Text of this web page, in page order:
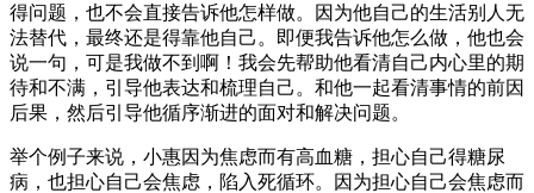
得问题，也不会直接告诉他怎样做。因为他自己的生活别人无
法替代，最终还是得靠他自己。即便我告诉他怎么做，他也会
说一句，可是我做不到啊！我会先帮助他看清自己内心里的期
待和不满，引导他表达和梳理自己。和他一起看清事情的前因
后果，然后引导他循序渐进的面对和解决问题。
举个例子来说，小惠因为焦虑而有高血糖，担心自己得糖尿
病，也担心自己会焦虑，陷入死循环。因为担心自己会焦虑而